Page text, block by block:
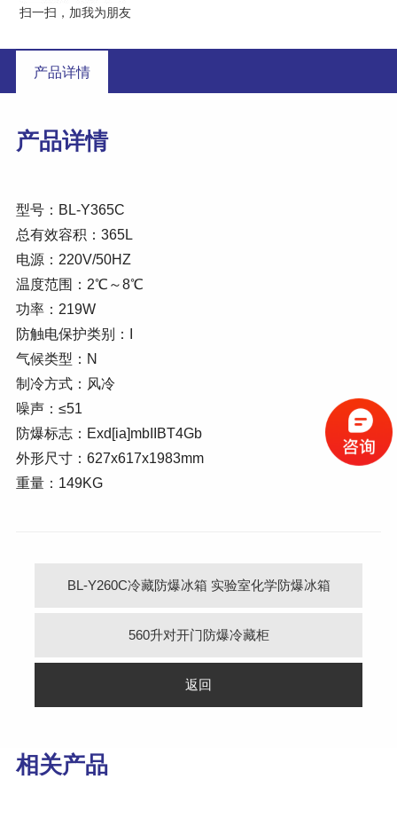
扫一扫，加我为朋友
产品详情
产品详情
型号：BL-Y365C
总有效容积：365L
电源：220V/50HZ
温度范围：2℃～8℃
功率：219W
防触电保护类别：I
气候类型：N
制冷方式：风冷
噪声：≤51
防爆标志：Exd[ia]mbIIBT4Gb
外形尺寸：627x617x1983mm
重量：149KG
BL-Y260C冷藏防爆冰箱 实验室化学防爆冰箱
560升对开门防爆冷藏柜
返回
相关产品